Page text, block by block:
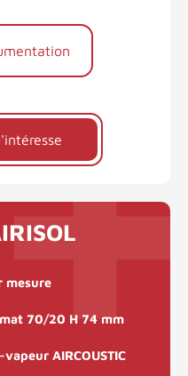
mesure
70/20 H 74 mm
AIRCOUSTIC